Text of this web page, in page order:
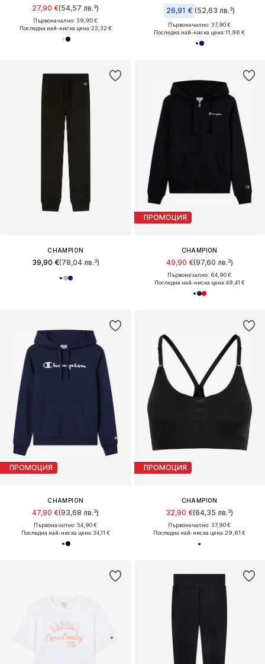
27,90 €(54,57 лв.³)
Първоначално: 39,90 €
Последна най-ниска цена:22,32 €
26,91 € (52,63 лв.³)
Първоначално: 37,90 €
Последна най-ниска цена:11,96 €
CHAMPION
39,90 €(78,04 лв.³)
ПРОМОЦИЯ
CHAMPION
49,90 €(97,60 лв.³)
Първоначално: 64,90 €
Последна най-ниска цена:49,41 €
ПРОМОЦИЯ
CHAMPION
47,90 €(93,68 лв.³)
Първоначално: 54,90 €
Последна най-ниска цена:34,11 €
ПРОМОЦИЯ
CHAMPION
32,90 €(64,35 лв.³)
Първоначално: 37,90 €
Последна най-ниска цена:29,61 €